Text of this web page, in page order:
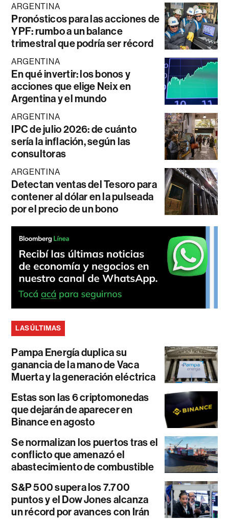
ARGENTINA
Pronósticos para las acciones de
YPF: rumbo a un balance
trimestral que podría ser récord
ARGENTINA
En qué invertir: los bonos y
acciones que elige Neix en
Argentina y el mundo
ARGENTINA
IPC de julio 2026: de cuánto
sería la inflación, según las
consultoras
ARGENTINA
Detectan ventas del Tesoro para
contener al dólar en la pulseada
por el precio de un bono
LAS ÚLTIMAS
Pampa Energía duplica su
ganancia de la mano de Vaca
Muerta y la generación eléctrica
Estas son las 6 criptomonedas
que dejarán de aparecer en
Binance en agosto
Se normalizan los puertos tras el
conflicto que amenazó el
abastecimiento de combustible
S&P 500 supera los 7.700
puntos y el Dow Jones alcanza
un récord por avances con Irán